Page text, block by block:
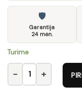
🛡
Garantija
24 mėn.
Turime
produkto kiekis: